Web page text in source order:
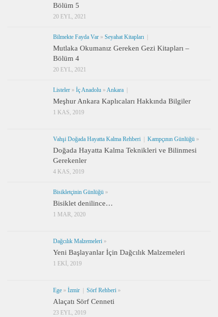
Bölüm 5
20 EYL, 2021
Bilmekte Fayda Var » Seyahat Kitapları
Mutlaka Okumanız Gereken Gezi Kitapları –
Bölüm 4
20 EYL, 2021
Listeler » İç Anadolu » Ankara
Meşhur Ankara Kaplıcaları Hakkında Bilgiler
1 KAS, 2019
Vahşi Doğada Hayatta Kalma Rehberi Kampçının Günlüğü »
Doğada Hayatta Kalma Teknikleri ve Bilinmesi
Gerekenler
4 KAS, 2019
Bisikletçinin Günlüğü »
Bisiklet denilince…
1 MAR, 2020
Dağcılık Malzemeleri »
Yeni Başlayanlar İçin Dağcılık Malzemeleri
1 EKI, 2019
Ege » İzmir Sörf Rehberi »
Alaçatı Sörf Cenneti
23 EYL, 2019